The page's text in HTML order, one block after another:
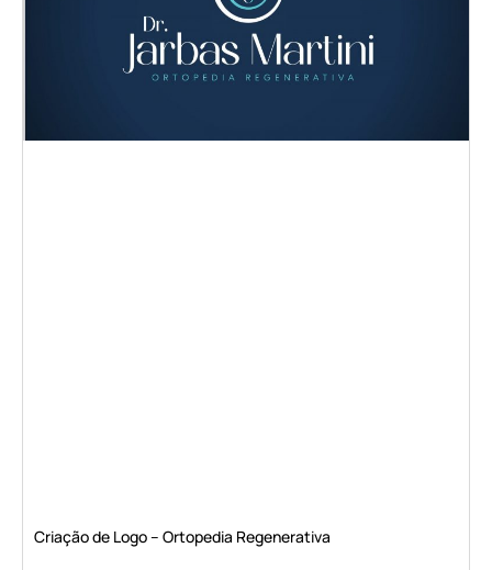
Criação de Logo – Ortopedia Regenerativa